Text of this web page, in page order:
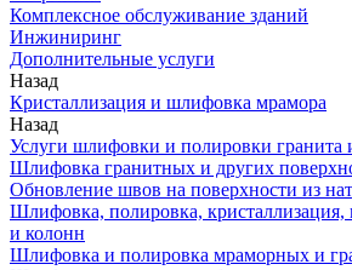
Комплексное обслуживание зданий
Инжиниринг
Дополнительные услуги
Назад
Кристаллизация и шлифовка мрамора
Назад
Услуги шлифовки и полировки гранита
Шлифовка гранитных и других
Обновление швов на поверхности из
Шлифовка, полировка, кристаллизация,
и колонн
Шлифовка и полировка мраморных и